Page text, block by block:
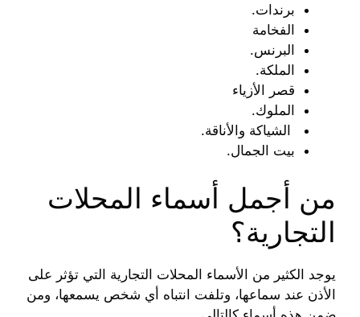
برندات.
الفخامة
البرنس.
الملكة.
قصر الأزياء
الملوك.
الشياكة والأناقة.
بيت الجمال.
من أجمل أسماء المحلات
التجارية؟
يوجد الكثير من الأسماء المحلات التجارية التي تؤثر على
الأذن عند سماعها، وتلفت انتباه أي شخص يسمعها، ومن